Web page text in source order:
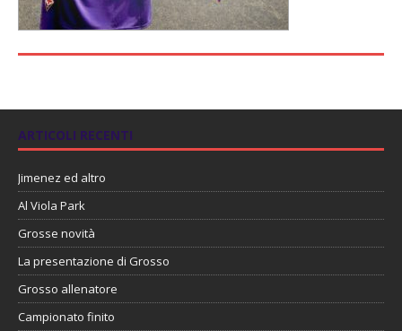
ARTICOLI RECENTI
Jimenez ed altro
Al Viola Park
Grosse novità
La presentazione di Grosso
Grosso allenatore
Campionato finito